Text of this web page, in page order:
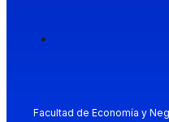
Facultad de Economía y